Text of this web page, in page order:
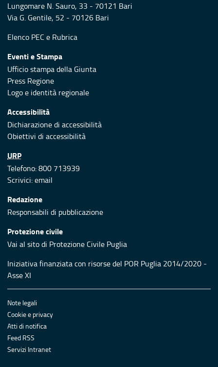
Lungomare N. Sauro, 33 - 70121 Bari
Via G. Gentile, 52 - 70126 Bari
Elenco PEC e Rubrica
Eventi e Stampa
Ufficio stampa della Giunta
Press Regione
Logo e identità regionale
Accessibilità
Dichiarazione di accessibilità
Obiettivi di accessibilità
URP
Telefono: 800 713939
Scrivici:email
Redazione
Responsabili di pubblicazione
Protezione civile
Vai al sito di Protezione Civile Puglia
Iniziativa finanziata con risorse del POR Puglia 2014/2020 -
Asse XI
Note legali
Cookie e privacy
Atti di notifica
Feed RSS
Servizi Intranet